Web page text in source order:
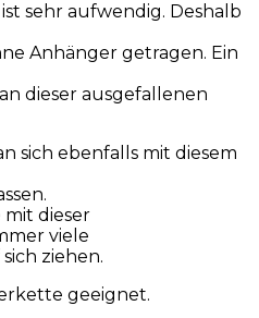
sehr aufwendig. Deshalb
Anhänger getragen. Ein
dieser ausgefallenen
sich ebenfalls mit diesem
mit dieser
viele
ziehen.
geeignet.